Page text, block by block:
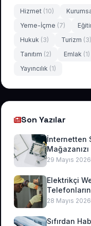
Hizmet (10)
Yeme-İçme (7)
Hukuk (3) Turizm (3)
Tanıtım (2) Emlak (1)
Yayıncılık (1)
Son Yazılar
İnternetten
29 Mayıs 2026
Elektrikçi
28 Mayıs 2026
Sıfırdan